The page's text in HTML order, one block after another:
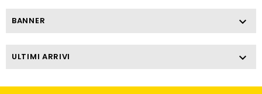
BANNER 
ULTIMI ARRIVI 